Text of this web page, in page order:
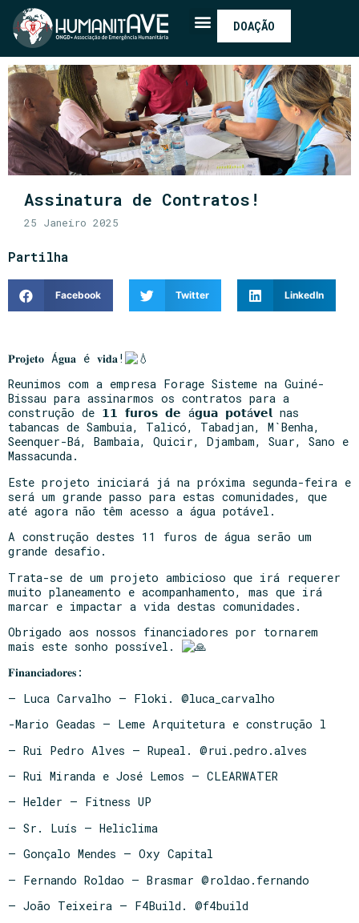
DOAÇÃO
Assinatura de Contratos!
25 Janeiro 2025
Partilha
Facebook Twitter LinkedIn
𝐏𝐫𝐨𝐣𝐞𝐭𝐨 Á𝐠𝐮𝐚 é 𝐯𝐢𝐝𝐚!
Reunimos com a empresa Forage Sisteme na Guiné-
Bissau para assinarmos os contratos para a
construção de 𝟭𝟭 𝗳𝘂𝗿𝗼𝘀 𝗱𝗲 á𝗴𝘂𝗮 𝗽𝗼𝘁á𝘃𝗲𝗹 nas
tabancas de Sambuia, Talicó, Tabadjan, M`Benha,
Seenquer-Bá, Bambaia, Quicir, Djambam, Suar, Sano e
Massacunda.
Este projeto iniciará já na próxima segunda-feira e
será um grande passo para estas comunidades, que
até agora não têm acesso a água potável.
A construção destes 11 furos de água serão um
grande desafio.
Trata-se de um projeto ambicioso que irá requerer
muito planeamento e acompanhamento, mas que irá
marcar e impactar a vida destas comunidades.
Obrigado aos nossos financiadores por tornarem
mais este sonho possível.
𝐅𝐢𝐧𝐚𝐧𝐜𝐢𝐚𝐝𝐨𝐫𝐞𝐬:
– Luca Carvalho – Floki. @luca_carvalho
-Mario Geadas – Leme Arquitetura e construção l
– Rui Pedro Alves – Rupeal. @rui.pedro.alves
– Rui Miranda e José Lemos – CLEARWATER
– Helder – Fitness UP
– Sr. Luís – Heliclima
– Gonçalo Mendes – Oxy Capital
– Fernando Roldao – Brasmar @roldao.fernando
– João Teixeira – F4Build. @f4build